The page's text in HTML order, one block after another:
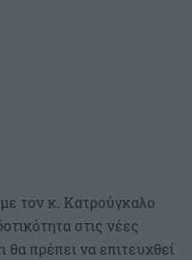
τον κ. Κατρούγκαλο
στις νέες
θα πρέπει να επιτευχθεί